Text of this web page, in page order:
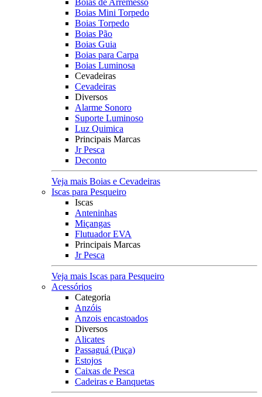
Boias de Arremesso
Boias Mini Torpedo
Boias Torpedo
Boias Pão
Boias Guia
Boias para Carpa
Boias Luminosa
Cevadeiras
Cevadeiras
Diversos
Alarme Sonoro
Suporte Luminoso
Luz Quimica
Principais Marcas
Jr Pesca
Deconto
Veja mais Boias e Cevadeiras
Iscas para Pesqueiro
Iscas
Anteninhas
Miçangas
Flutuador EVA
Principais Marcas
Jr Pesca
Veja mais Iscas para Pesqueiro
Acessórios
Categoria
Anzóis
Anzois encastoados
Diversos
Alicates
Passaguá (Puça)
Estojos
Caixas de Pesca
Cadeiras e Banquetas